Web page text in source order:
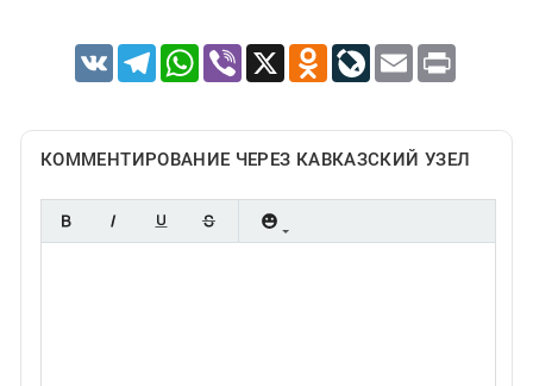
VK TelegramWhatsApp
Viber X Odnoklassniki
LiveJournal
Email Print
КОММЕНТИРОВАНИЕ ЧЕРЕЗ КАВКАЗСКИЙ УЗЕЛ